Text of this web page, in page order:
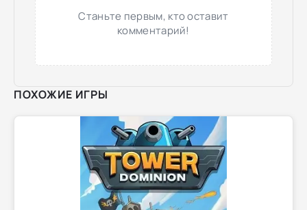
Станьте первым, кто оставит
комментарий!
ПОХОЖИЕ ИГРЫ